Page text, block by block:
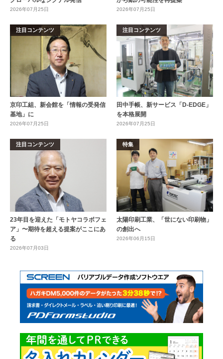
2026年07月25日 2026年07月25日
注目コンテンツ
京印工組、新会館を「情報の受発信
基地」に
2026年07月25日
注目コンテンツ
田中手帳、新サービス「D-EDGE」
を本格展開
2026年07月25日
注目コンテンツ
23年目を迎えた「モトヤコラボフェ
ア」〜期待を超える提案がここにあ
る
2026年07月03日
特集
太陽印刷工業、「世にない印刷物」
の創出へ
2026年06月15日